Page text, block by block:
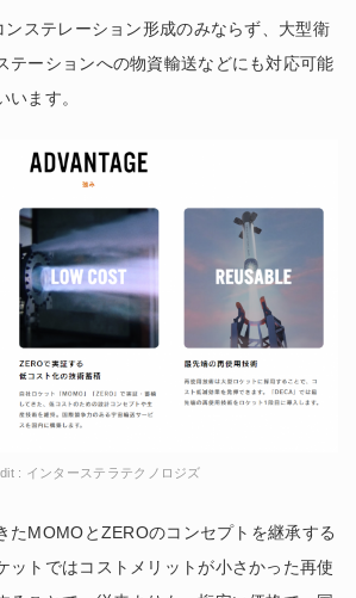
ンステレーション形成のみならず、大型衛
テーションへの物資輸送などにも対応可能
います。
: インターステラテクノロジズ
たMOMOとZEROのコンセプトを継承する
ットではコストメリットが小さかった再使